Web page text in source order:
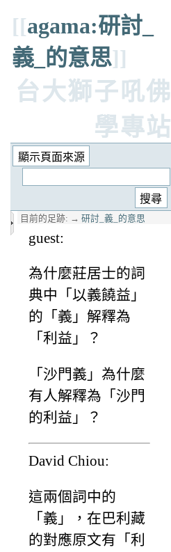
[[agama:研討_
義_的意思]]
台大獅子吼佛
學專站
目前的足跡: → 研討_義_的意思
guest:
為什麼莊居士的詞
典中「以義饒益」
的「義」解釋為
「利益」？
「沙門義」為什麼
有人解釋為「沙門
的利益」？
David Chiou:
這兩個詞中的
「義」，在巴利藏
的對應原文有「利